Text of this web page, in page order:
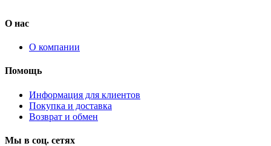
О нас
О компании
Помощь
Информация для клиентов
Покупка и доставка
Возврат и обмен
Мы в соц. сетях